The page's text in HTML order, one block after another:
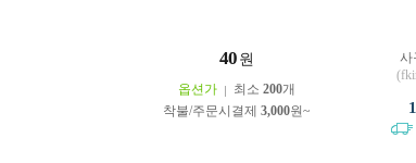
40 원
옵션가 최소 200개
착불/주문시결제 3,000원~
사
1